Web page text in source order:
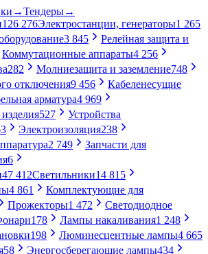
→Тендеры→
126 276Электростанции, генераторы1 265
3 845
Релейная защита и
Коммутационные аппараты4 256
282 Молниезащита и заземление748
отключения9 456
Кабеленесущие
арматура4 969
527
Устройства
Электроизоляция238
2 749
Запчасти для
6
47 412Светильники14 815
4 861
Комплектующие для
Прожекторы1 472
Светодиодное
178 Лампы накаливания1 248
198 Люминесцентные лампы4 665
58 Энергосберегающие лампы434